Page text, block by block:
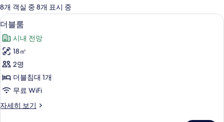
에
사
용
가
능
한
터
8개 객실 중 8개 표시 중
더
블
룸
사
진
모
보
저자극성 침구, 책상, 암막 커튼, 다리
1
더블룸
시내 전망
18㎡
2명
더블침대 1개
무료 WiFi
자세히 보기
더